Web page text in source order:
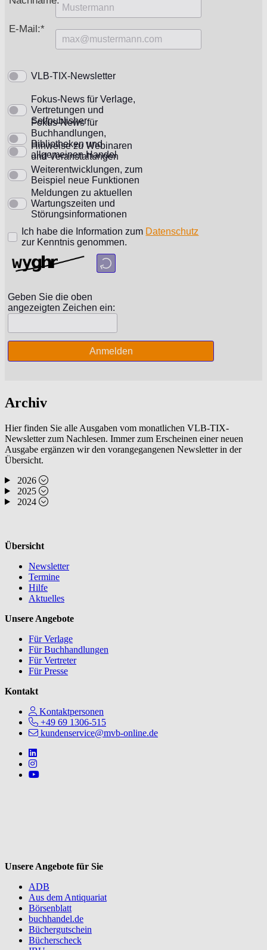
Archiv
Hier finden Sie alle Ausgaben vom monatlichen VLB-TIX-
Newsletter zum Nachlesen. Immer zum Erscheinen einer neuen
Ausgabe ergänzen wir den vorangegangenen Newsletter in der
Übersicht.
2026
2025
2024
Übersicht
Newsletter
Termine
Hilfe
Aktuelles
Unsere Angebote
Für Verlage
Für Buchhandlungen
Für Vertreter
Für Presse
Kontakt
Kontaktpersonen
+49 69 1306-515
kundenservice@mvb-online.de
Follow us on https://www.linkedin.com/company/mvbbooks
Follow us on https://www.instagram.com/lifeatmvb/
Follow us on https://www.youtube.com/@mvbbooks
Unsere Angebote für Sie
ADB
Aus dem Antiquariat
Börsenblatt
buchhandel.de
Büchergutschein
Bücherscheck